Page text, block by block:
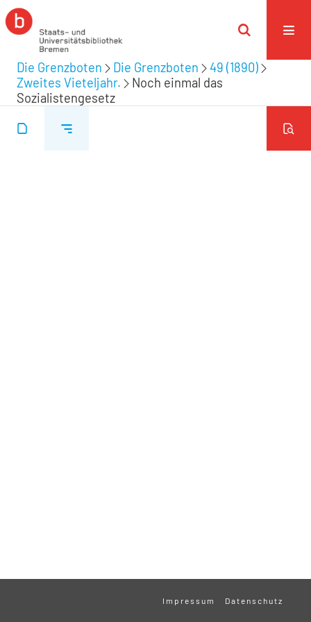
Die Grenzboten Die Grenzboten
49 (1890)
Zweites Vieteljahr.
Noch einmal das
Sozialistengesetz
Impressum Datenschutz